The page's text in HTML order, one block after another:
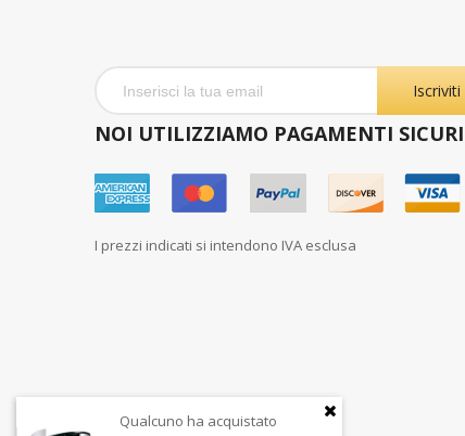
Iscriviti
NOI UTILIZZIAMO PAGAMENTI SICURI
I prezzi indicati si intendono IVA esclusa
Qualcuno ha acquistato